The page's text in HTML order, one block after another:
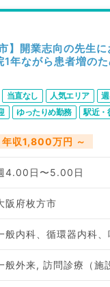
】開業志向の先生
年ながら患者増の
当直なし 人気エリア
ゆったりめ勤務
駅近・
年収1,800万円 ～
4.00日〜5.00日
阪府枚方市
般外来, 訪問診療（施